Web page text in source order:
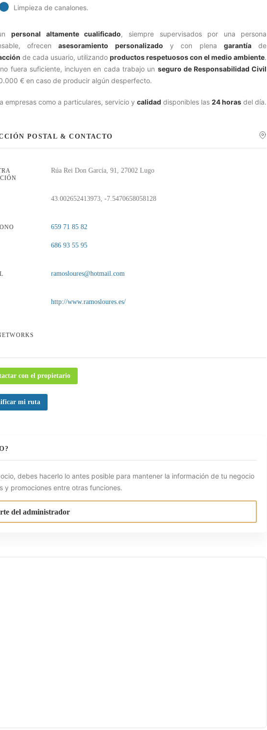
Limpieza de canalones.
personal altamente cualificado, siempre supervisados por una persona
ofrecenasesoramiento personalizado y con plenagarantía de
de cada usuario, utilizandoproductos respetuosos con el medio ambiente.
fuera suficiente, incluyen en cada trabajo un seguro de Responsabilidad Civil
€ en caso de producir algún desperfecto.
empresas como a particulares, servicio y calidad disponibles las 24 horasdel día.
POSTAL & CONTACTO
Rúa Rei Don García, 91, 27002 Lugo
43.002652413973, -7.5470658058128
659 71 85 82
686 93 55 95
ramosloures@hotmail.com
http://www.ramosloures.es/
con el propietario
mi ruta
debes hacerlo lo antes posible para mantener la información de tu negocio
promociones entre otras funciones.
del administrador